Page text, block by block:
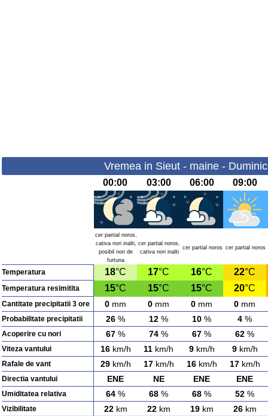
Vremea in Sieut - maine -
00:00 03:00 06:00 09:00
cer partial noros,
cativa nori inalti,
posibil nori de
furtuna
cer partial noros,
cativa nori inalti
cer partial noros cer partial noros
Temperatura 18°C 17°C 16°C 22°C
Temperatura resimitita 15°C 15°C 15°C 20°C
Cantitate precipitatii 3 ore 0 mm 0 mm 0 mm 0 mm
Probabilitate precipitatii 26 % 12 % 10 % 4 %
Acoperire cu nori 67 % 74 % 67 % 62 %
Viteza vantului 16km/h 11 km/h 9km/h 9km/h
Rafale de vant 29km/h 17km/h 16km/h 17km/h
Directia vantului ENE NE ENE ENE
Umiditatea relativa 64 % 68 % 68 % 52 %
Vizibilitate 22km 22km 19km 26km